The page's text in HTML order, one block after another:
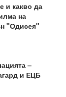
и какво да
на
"Одисея"
–
и ЕЦБ